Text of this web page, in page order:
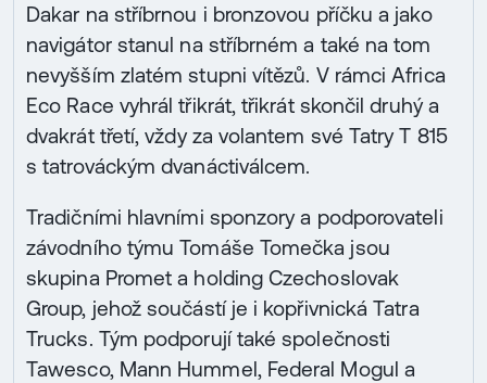
Dakar na stříbrnou i bronzovou příčku a jako
navigátor stanul na stříbrném a také na tom
nevyšším zlatém stupni vítězů. V rámci Africa
Eco Race vyhrál třikrát, třikrát skončil druhý a
dvakrát třetí, vždy za volantem své Tatry T 815
s tatrováckým dvanáctiválcem.
Tradičními hlavními sponzory a podporovateli
závodního týmu Tomáše Tomečka jsou
skupina Promet a holding Czechoslovak
Group, jehož součástí je i kopřivnická Tatra
Trucks. Tým podporují také společnosti
Tawesco, Mann Hummel, Federal Mogul a